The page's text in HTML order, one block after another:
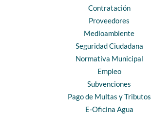
Contratación
Proveedores
Medioambiente
Seguridad Ciudadana
Normativa Municipal
Empleo
Subvenciones
Pago de Multas y Tributos
E-Oficina Agua